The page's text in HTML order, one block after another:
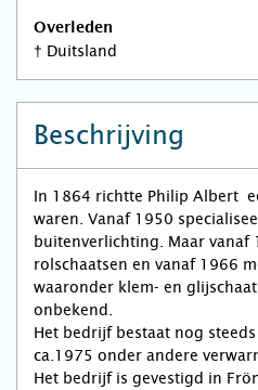
Overleden
† Duitsland
Beschrijving
In 1864 richtte Philip Albert
waren. Vanaf 1950
buitenverlichting. Maar vanaf
rolschaatsen en vanaf 1966
waaronder klem- en
onbekend.
Het bedrijf bestaat nog
ca.1975 onder andere
Het bedrijf is gevestigd in